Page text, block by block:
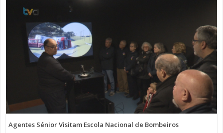
Agentes Sénior Visitam Escola Nacional de Bombeiros